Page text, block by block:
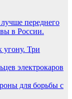
переднего
в России.
угону. Три
электрокаров
для борьбы с